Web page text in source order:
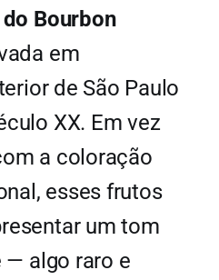
Bourbon
em
de São Paulo
XX. Em vez
a coloração
esses frutos
um tom
— algo raro e